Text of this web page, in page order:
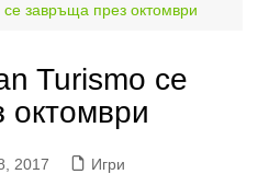
завръща през октомври
Turismo се
октомври
2017 Игри